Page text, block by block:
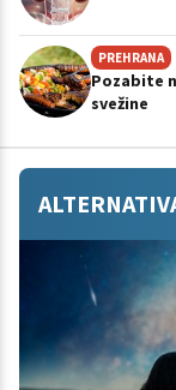
PREHRANA
Pozabite
svežine